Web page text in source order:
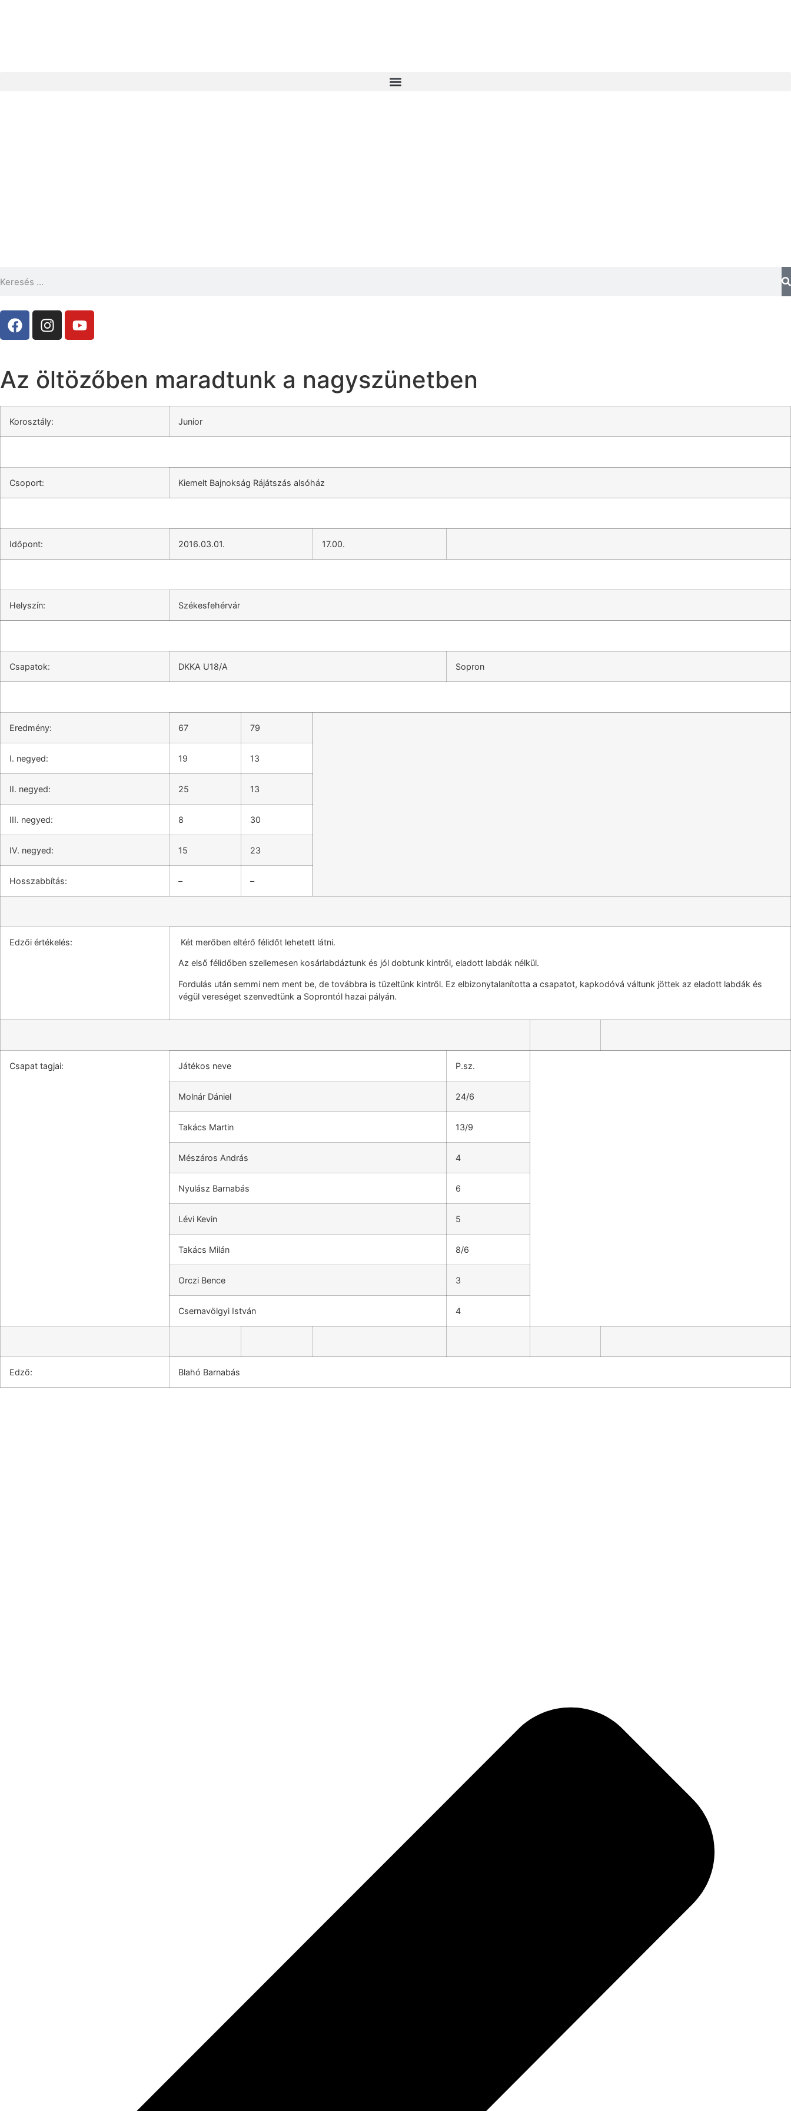
Az öltözőben maradtunk a nagyszünetben
Korosztály: Junior
Csoport: Kiemelt Bajnokság Rájátszás alsóház
Időpont: 2016.03.01. 17.00.
Helyszín: Székesfehérvár
Csapatok: DKKA U18/A Sopron
Eredmény: 67 79
I. negyed: 19 13
II. negyed: 25 13
III. negyed: 8 30
IV. negyed: 15 23
Hosszabbítás: – –
Edzői értékelés: Két merőben eltérő félidőt lehetett látni.
Az első félidőben szellemesen kosárlabdáztunk és jól dobtunk kintről, eladott labdák nélkül.
Fordulás után semmi nem ment be, de továbbra is tüzeltünk kintről. Ez elbizonytalanította a csapatot, kapkodóvá váltunk jöttek az eladott labdák és
végül vereséget szenvedtünk a Soprontól hazai pályán.
Csapat tagjai: Játékos neve P.sz.
Molnár Dániel 24/6
Takács Martin 13/9
Mészáros András 4
Nyulász Barnabás 6
Lévi Kevin 5
Takács Milán 8/6
Orczi Bence 3
Csernavölgyi István 4
Edző: Blahó Barnabás